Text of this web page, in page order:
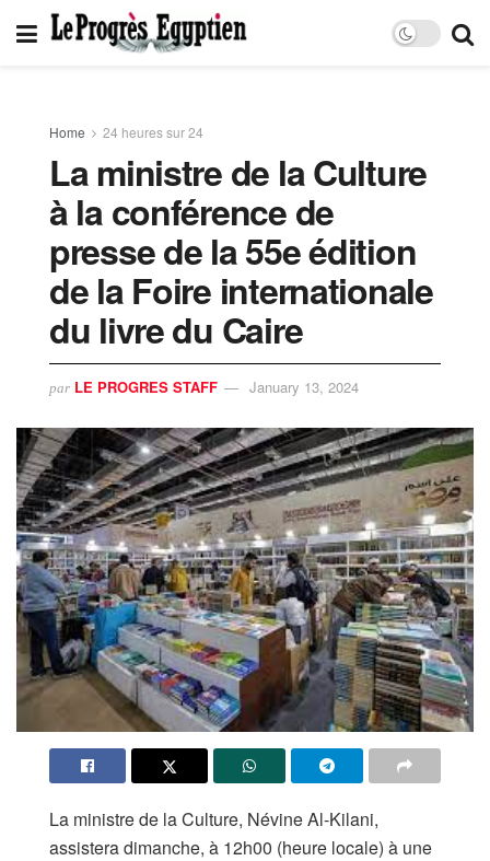
Home 24 heures sur 24
La ministre de la Culture
à la conférence de
presse de la 55e édition
de la Foire internationale
du livre du Caire
par LE PROGRES STAFF January 13, 2024
La ministre de la Culture, Névine Al-Kilani,
assistera dimanche, à 12h00 (heure locale) à une